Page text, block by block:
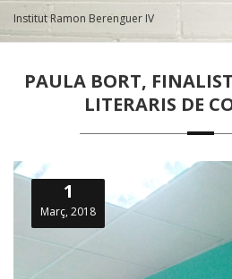
Institut Ramon Berenguer IV
PAULA BORT,
LITERARIS DE
1
Març, 2018